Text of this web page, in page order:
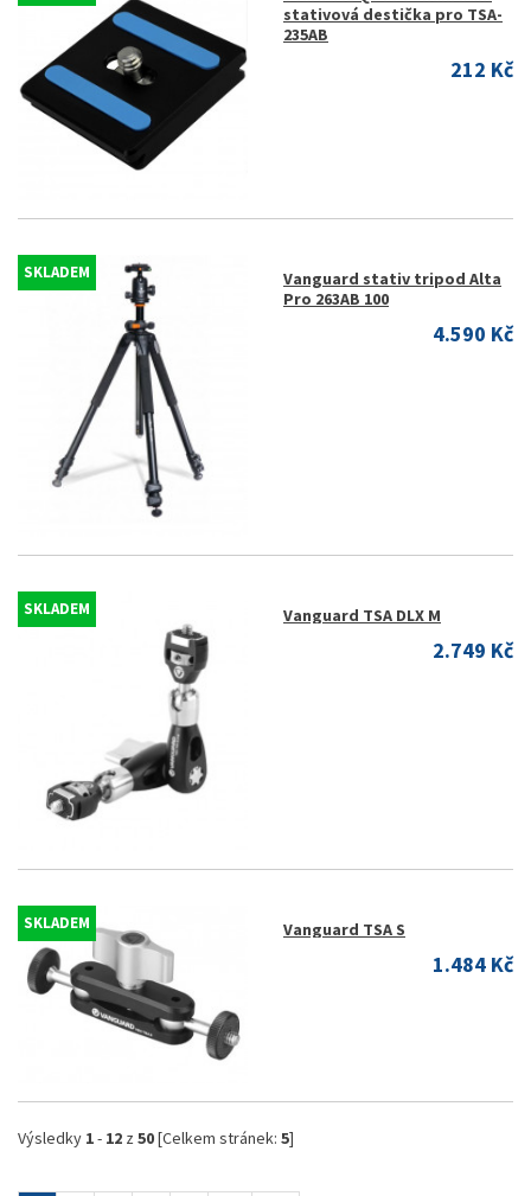
stativová destička pro TSA-
235AB
212 Kč
SKLADEM
Vanguard stativ tripod Alta
Pro 263AB 100
4.590 Kč
SKLADEM Vanguard TSA DLX M
2.749 Kč
SKLADEM Vanguard TSA S
1.484 Kč
Výsledky 1- 12 z 50[Celkem stránek: 5]